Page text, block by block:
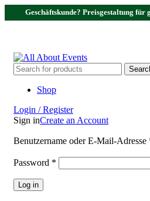
Geschäftskunde? Preisgestaltung für
Shop
Login / Register
Sign inCreate an Account
Benutzername oder E-Mail-Adresse
Password *
Log in